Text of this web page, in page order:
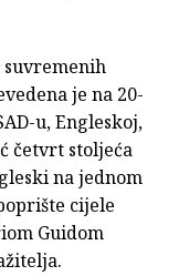
suvremenih
je na 20-
u, Engleskoj,
četvrt stoljeća
na jednom
cijele
Guidom